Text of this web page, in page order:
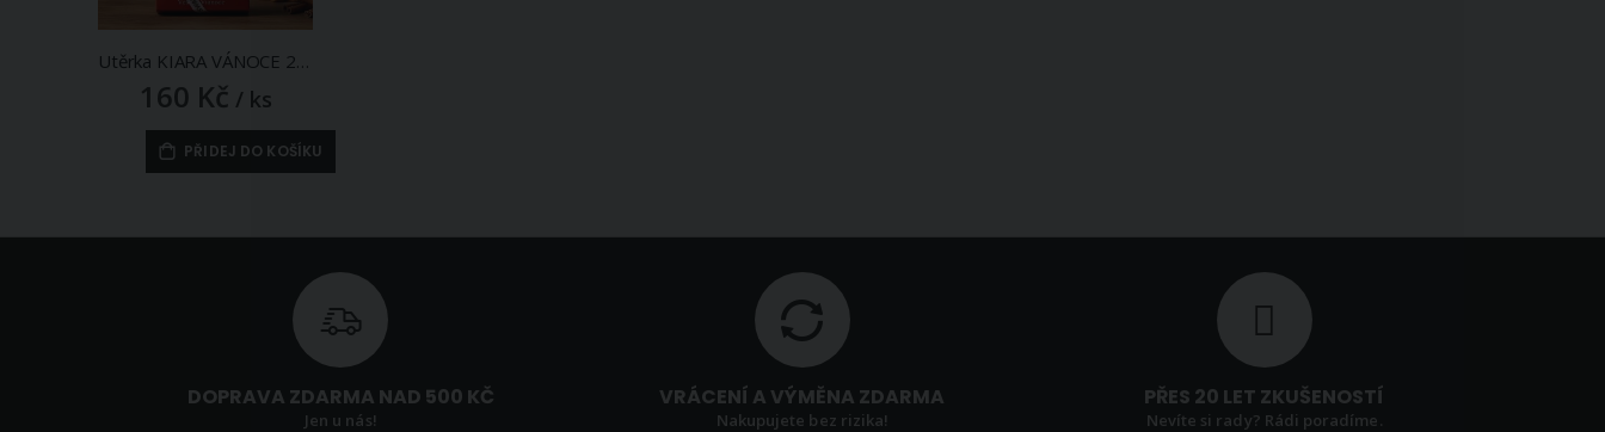
Utěrka KIARA VÁNOCE 22 vaflová vyšívaná, dárkové balení, džem na smetanové, 1 kus 50x70cm
160 Kč / ks
PŘIDEJ DO KOŠÍKU
DOPRAVA ZDARMA NAD 500 KČ
Jen u nás!
VRÁCENÍ A VÝMĚNA ZDARMA
Nakupujete bez rizika!
PŘES 20 LET ZKUŠENOSTÍ
Nevíte si rady? Rádi poradíme.